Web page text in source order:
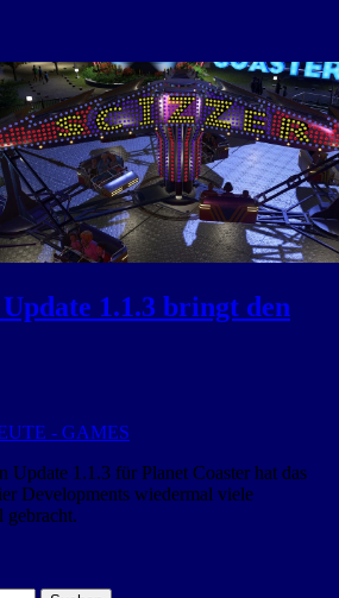
1.1.3 bringt den
- GAMES
Update 1.1.3 für Planet Coaster hat das
Developments wiedermal viele
gebracht.